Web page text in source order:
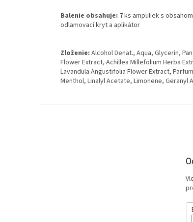
Balenie obsahuje: 7ks ampuliek s
odlamovací kryt a aplikátor
Zloženie: Alcohol Denat., Aqua, Glycerin,
Flower Extract, Achillea Millefolium Herba
Lavandula Angustifolia Flower Extract,
Menthol, Linalyl Acetate, Limonene, Geranyl